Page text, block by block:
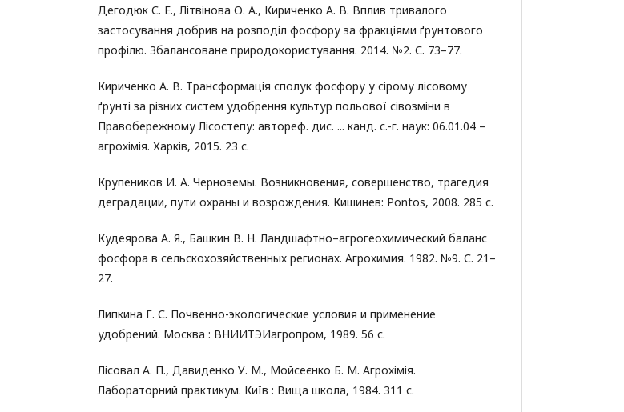
Дегодюк С. Е., Літвінова О. А., Кириченко А. В. Вплив тривалого
застосування добрив на розподіл фосфору за фракціями ґрунтового
профілю. Збалансоване природокористування. 2014. №2. С. 73–77.
Кириченко А. В. Трансформація сполук фосфору у сірому лісовому
ґрунті за різних систем удобрення культур польової сівозміни в
Правобережному Лісостепу: автореф. дис. ... канд. с.-г. наук: 06.01.04 –
агрохімія. Харків, 2015. 23 с.
Крупеников И. А. Черноземы. Возникновения, совершенство, трагедия
деградации, пути охраны и возрождения. Кишинев: Pontos, 2008. 285 с.
Кудеярова А. Я., Башкин В. Н. Ландшафтно–агрогеохимический баланс
фосфора в сельскохозяйственных регионах. Агрохимия. 1982. №9. С. 21–
27.
Липкина Г. С. Почвенно-экологические условия и применение
удобрений. Москва : ВНИИТЭИагропром, 1989. 56 с.
Лісовал А. П., Давиденко У. М., Мойсеєнко Б. М. Агрохімія.
Лабораторний практикум. Київ : Вища школа, 1984. 311 с.